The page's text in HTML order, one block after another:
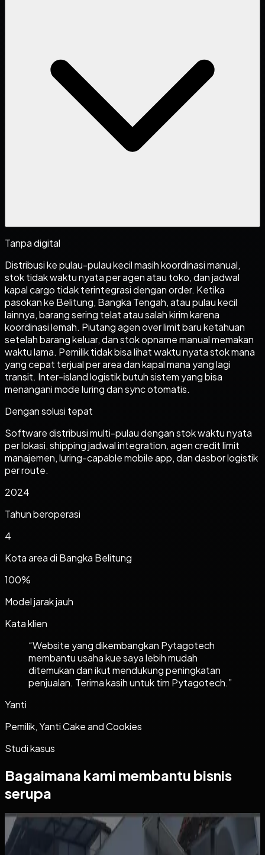
Tanpa digital
Distribusi ke pulau-pulau kecil masih koordinasi manual,
stok tidak waktu nyata per agen atau toko, dan jadwal
kapal cargo tidak terintegrasi dengan order. Ketika
pasokan ke Belitung, Bangka Tengah, atau pulau kecil
lainnya, barang sering telat atau salah kirim karena
koordinasi lemah. Piutang agen over limit baru ketahuan
setelah barang keluar, dan stok opname manual memakan
waktu lama. Pemilik tidak bisa lihat waktu nyata stok mana
yang cepat terjual per area dan kapal mana yang lagi
transit. Inter-island logistik butuh sistem yang bisa
menangani mode luring dan sync otomatis.
Dengan solusi tepat
Software distribusi multi-pulau dengan stok waktu nyata
per lokasi, shipping jadwal integration, agen credit limit
manajemen, luring-capable mobile app, dan dasbor logistik
per route.
2024
Tahun beroperasi
4
Kota area di Bangka Belitung
100%
Model jarak jauh
Kata klien
“Website yang dikembangkan Pytagotech
membantu usaha kue saya lebih mudah
ditemukan dan ikut mendukung peningkatan
penjualan. Terima kasih untuk tim Pytagotech.”
Yanti
Pemilik, Yanti Cake and Cookies
Studi kasus
Bagaimana kami membantu bisnis
serupa
Kos Bu Ham